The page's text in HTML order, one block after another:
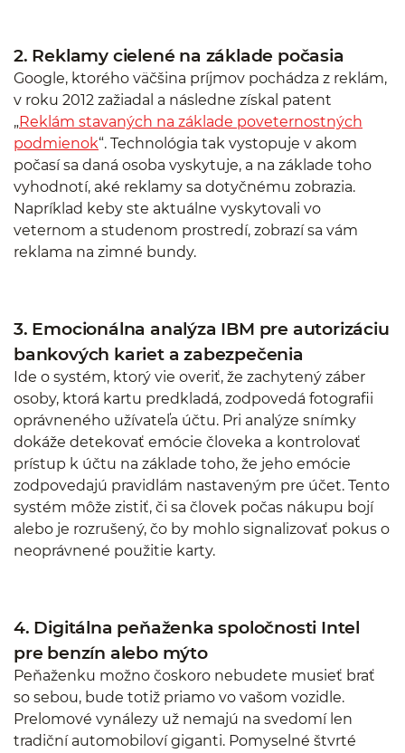
2. Reklamy cielené na základe počasia
Google, ktorého väčšina príjmov pochádza z reklám,
v roku 2012 zažiadal a následne získal patent
„Reklám stavaných na základe poveternostných
podmienok“. Technológia tak vystopuje v akom
počasí sa daná osoba vyskytuje, a na základe toho
vyhodnotí, aké reklamy sa dotyčnému zobrazia.
Napríklad keby ste aktuálne vyskytovali vo
veternom a studenom prostredí, zobrazí sa vám
reklama na zimné bundy.
3. Emocionálna analýza IBM pre autorizáciu
bankových kariet a zabezpečenia
Ide o systém, ktorý vie overiť, že zachytený záber
osoby, ktorá kartu predkladá, zodpovedá fotografii
oprávneného užívateľa účtu. Pri analýze snímky
dokáže detekovať emócie človeka a kontrolovať
prístup k účtu na základe toho, že jeho emócie
zodpovedajú pravidlám nastaveným pre účet. Tento
systém môže zistiť, či sa človek počas nákupu bojí
alebo je rozrušený, čo by mohlo signalizovať pokus o
neoprávnené použitie karty.
4. Digitálna peňaženka spoločnosti Intel
pre benzín alebo mýto
Peňaženku možno čoskoro nebudete musieť brať
so sebou, bude totiž priamo vo vašom vozidle.
Prelomové vynálezy už nemajú na svedomí len
tradiční automobiloví giganti. Pomyselné štvrté